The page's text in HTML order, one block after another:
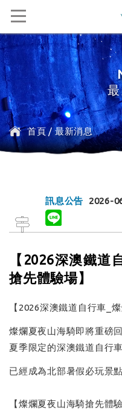
首頁/最新消息
訊息公告 2026-
【2026深澳鐵道
搶先體驗場】
【2026深澳鐵道自行車_
燦爛夏夜山海騎即將重磅
夏季限定的深澳鐵道自行
已經成為北部暑假必玩景
【燦爛夏夜山海騎搶先體